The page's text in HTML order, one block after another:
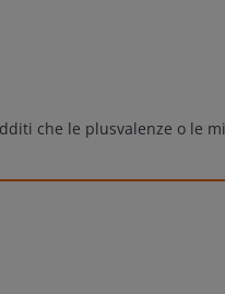
che le plusvalenze o le